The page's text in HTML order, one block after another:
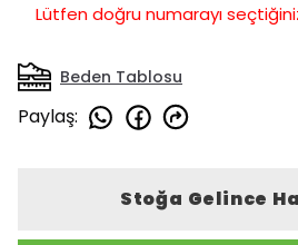
Lütfen doğru numarayı
Beden Tablosu
Paylaş:
Stoğa Gelince